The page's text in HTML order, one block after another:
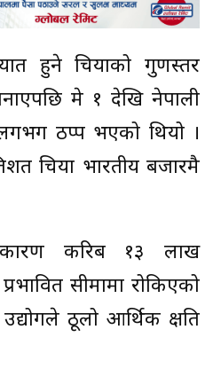
हुने चियाको गुणस्तर
मे १ देखि नेपाली
लगभग ठप्प भएको थियो ।
चिया भारतीय बजारमै
कारण करिब १३ लाख
सीमामा रोकिएको
ठूलो आर्थिक क्षति